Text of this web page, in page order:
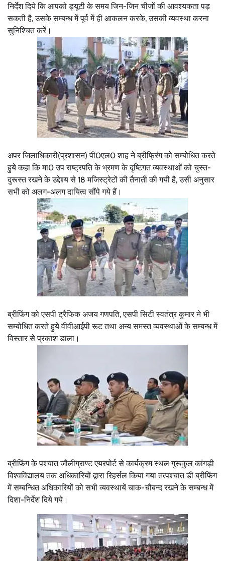
निर्देश दिये कि आपको ड्यूटी के समय जिन-जिन चीजों की आवश्यकता पड़
सकती है, उसके सम्बन्ध में पूर्व में ही आकलन करके, उसकी व्यवस्था करना
सुनिश्चित करें।
अपर जिलाधिकारी(प्रशासन) पी0एल0 शाह ने ब्रीफ्रिंग को सम्बोधित करते
हुये कहा कि मा0 उप राष्ट्रपति के भ्रमण के दृष्टिगत व्यवस्थाओं को चुस्त-
दुरूस्त रखने के उद्देश्य से 18 मजिस्ट्रेटों की तैनाती की गयी है, उसी अनुसार
सभी को अलग-अलग दायित्व सौंपे गये हैं।
ब्रीफिंग को एसपी ट्रैफिक अजय गणपति, एसपी सिटी स्वतंत्र कुमार ने भी
सम्बोधित करते हुये वीवीआईपी रूट तथा अन्य समस्त व्यवस्थाओं के सम्बन्ध में
विस्तार से प्रकाश डाला।
ब्रीफिंग के पश्चात जौलीग्राण्ट एयरपोर्ट से कार्यक्रम स्थल गुरूकुल कांगड़ी
विश्वविद्यालय तक अधिकारियों द्वारा रिहर्सल किया गया तत्पश्चात डी ब्रीफिंग
में सम्बन्धित अधिकारियों को सभी व्यवस्थायें चाक-चौबन्द रखने के सम्बन्ध में
दिशा-निर्देश दिये गये।